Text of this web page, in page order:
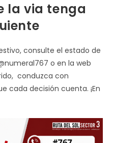
la via tenga
consulte el estado de
o en la web
conduzca con
cada decisión cuenta. ¡En